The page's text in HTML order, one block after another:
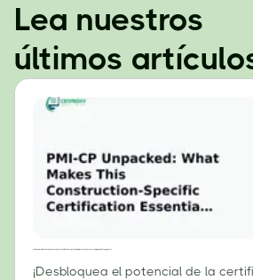
Lea nuestros
últimos
¡Desbloquea el potencial de la